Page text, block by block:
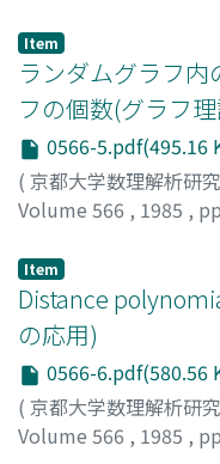
Item
ランダムグラフ
フの個数(グラフ
0566-5.pdf(495.16
( 京都大学数理解析研
Volume 566 , 1985 ,
Item
Distance
の応用)
0566-6.pdf(580.56
( 京都大学数理解析研
Volume 566 , 1985 ,